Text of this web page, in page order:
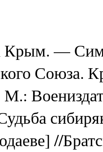
Крым. —
Союза.
М.:
//